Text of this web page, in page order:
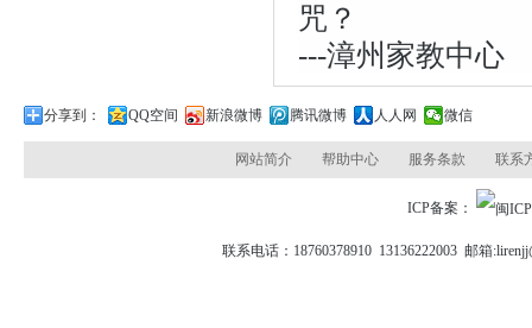
咒？
---漳州家教中心
分享到： QQ空间 新浪微博 腾讯微博 人人网 微信
网站简介 帮助中心 服务条款 联系
ICP备案：
联系电话：18760378910 13136222003 邮箱